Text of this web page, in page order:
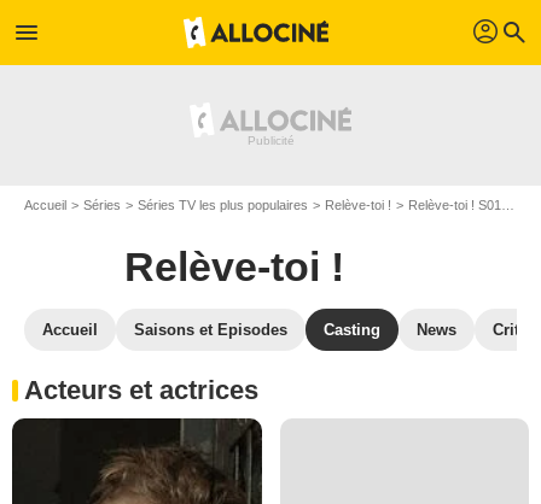
menu profil search
Accueil Séries Séries TV les plus populaires Relève-toi ! Relève-toi ! S01
Relève-toi !
Accueil Saisons et Episodes Casting News
Acteurs et actrices